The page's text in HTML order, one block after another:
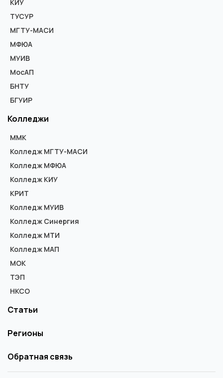
КИУ
ТУСУР
МГТУ-МАСИ
МФЮА
МУИВ
МосАП
БНТУ
БГУИР
Колледжи
ММК
Колледж МГТУ-МАСИ
Колледж МФЮА
Колледж КИУ
КРИТ
Колледж МУИВ
Колледж Синергия
Колледж МТИ
Колледж МАП
МОК
ТЭП
НКСО
Статьи
Регионы
Обратная связь